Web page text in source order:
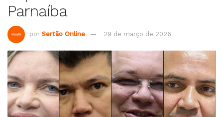
Parnaíba
por Sertão Online 29 de março de 2026